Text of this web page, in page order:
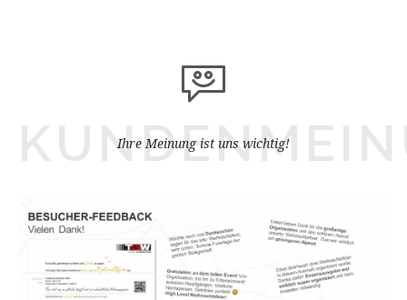
Ihre Meinung ist uns wichtig!